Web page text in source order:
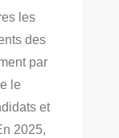
les
des
par
le
et
2025,